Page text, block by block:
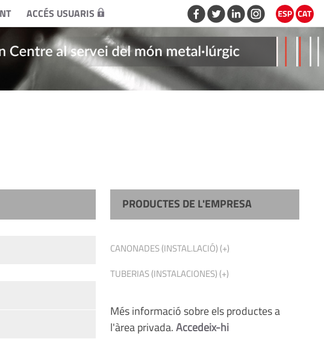
ACCÉS USUARIS
PRODUCTES DE L'EMPRESA
CANONADES (INSTAL.LACIÓ) (+)
TUBERIAS (INSTALACIONES) (+)
Més informació sobre els productes a
l'àrea privada.Accedeix-hi